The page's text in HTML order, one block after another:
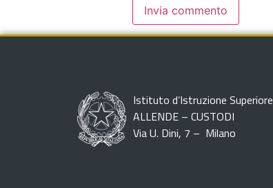
Istituto d’Istruzione Superiore
ALLENDE – CUSTODI
Via U. Dini, 7 – Milano